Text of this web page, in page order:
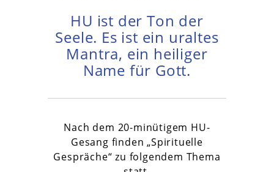
HU ist der Ton der
Seele. Es ist ein uraltes
Mantra, ein heiliger
Name für Gott.
Nach dem 20-minütigem HU-
Gesang finden „Spirituelle
Gespräche“ zu folgendem Thema